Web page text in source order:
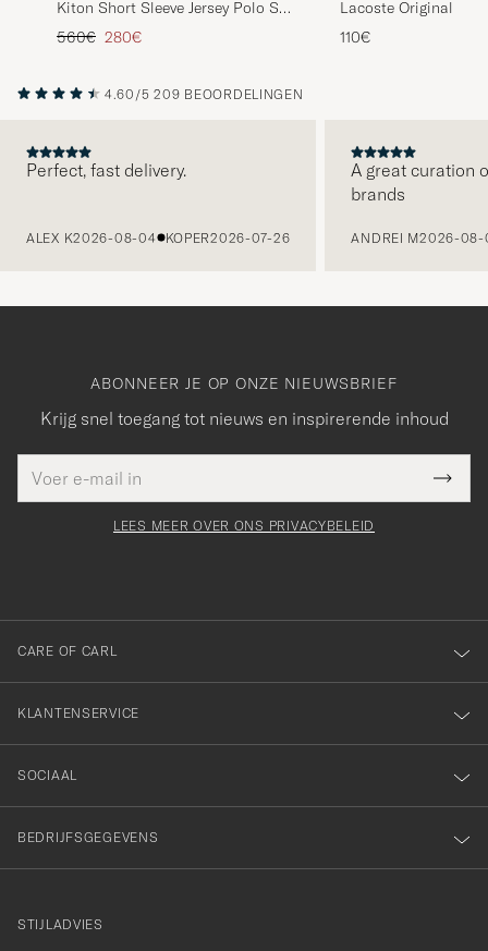
Kiton Short Sleeve Jersey Polo Sky
Blue
Reguliere prijs
560€ Verlaagd prijs
280€
Lacoste Original
Varech
110€
4.60/5 209 BEOORDELINGEN
Perfect, fast delivery.
ALEX K2026-08-04 KOPER2026-07-26
A great curation
brands
ANDREI M2026-08-
ABONNEER JE OP ONZE NIEUWSBRIEF
Krijg snel toegang tot nieuws en inspirerende inhoud
mailadres
veldBedankt
voor
onze
nieuwsbrief!
LEES MEER OVER ONS PRIVACYBELEID
CARE OF CARL
KLANTENSERVICE
SOCIAAL
BEDRIJFSGEGEVENS
STIJLADVIES